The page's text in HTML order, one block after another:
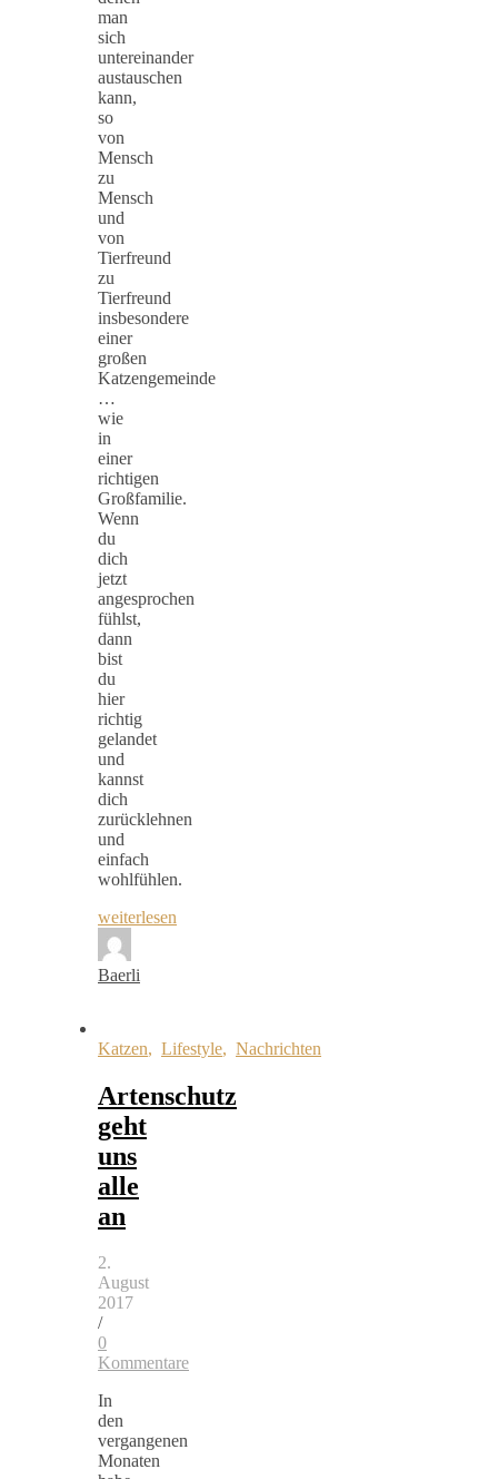
man
sich
untereinander
austauschen
kann,
so
von
Mensch
zu
Mensch
und
von
Tierfreund
zu
Tierfreund
insbesondere
einer
großen
Katzengemeinde
…
wie
in
einer
richtigen
Großfamilie.
Wenn
du
dich
jetzt
angesprochen
fühlst,
dann
bist
du
hier
richtig
gelandet
und
kannst
dich
zurücklehnen
und
einfach
wohlfühlen.
weiterlesen
Baerli
Katzen, Lifestyle, Nachrichten
Artenschutz
geht
uns
alle
an
2.
August
2017
/
0
Kommentare
In
den
vergangenen
Monaten